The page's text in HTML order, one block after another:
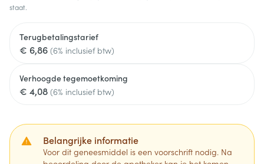
staat.
Terugbetalingstarief
€ 6,86 (6% inclusief btw)
Verhoogde tegemoetkoming
€ 4,08 (6% inclusief btw)
Belangrijke informatie
Voor dit geneesmiddel is een voorschrift nodig. Na